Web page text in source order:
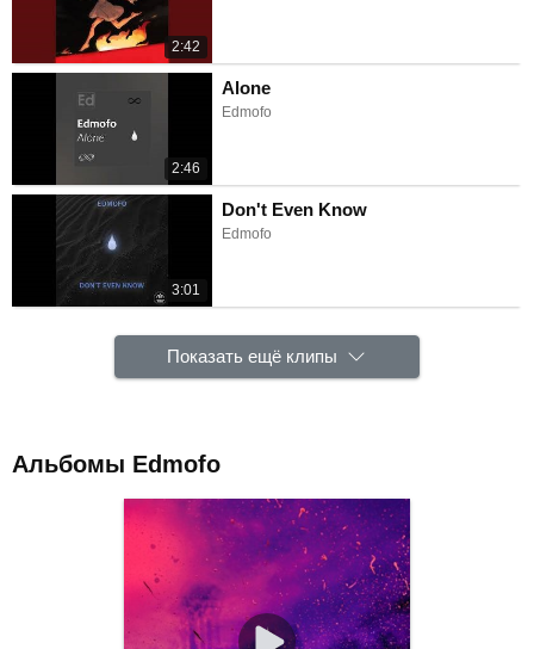
2:42
2:46
Alone
Edmofo
3:01
Don't Even Know
Edmofo
Показать ещё клипы
Альбомы Edmofo